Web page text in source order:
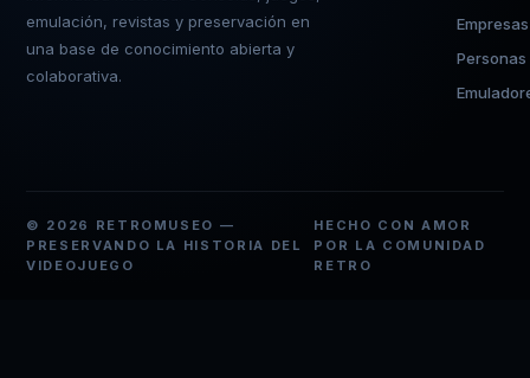
emulación, revistas y preservación en
una base de conocimiento abierta y
colaborativa.
Empresas
Personas
© 2026 RETROMUSEO —
PRESERVANDO LA HISTORIA DEL
VIDEOJUEGO
HECHO CON AMOR
POR LA COMUNIDAD
RETRO